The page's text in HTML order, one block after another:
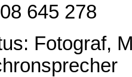
645 278
Fotograf,